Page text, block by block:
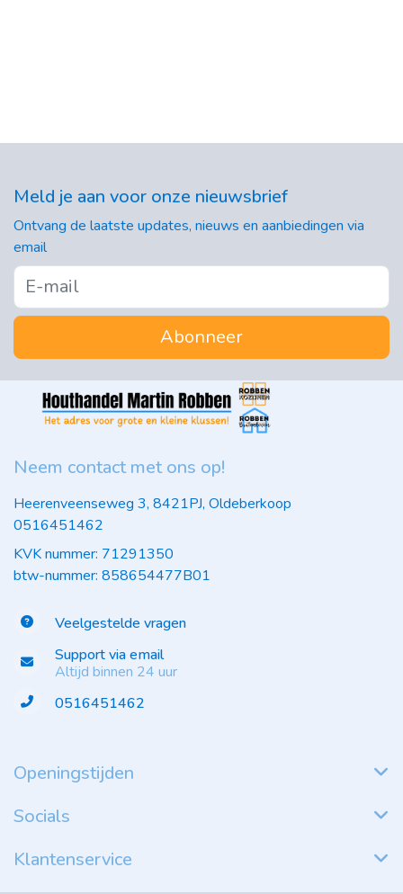
Meld je aan voor onze nieuwsbrief
Ontvang de laatste updates, nieuws en aanbiedingen via
email
Abonneer
Neem contact met ons op!
Heerenveenseweg 3, 8421PJ, Oldeberkoop
0516451462
KVK nummer: 71291350
btw-nummer: 858654477B01
Veelgestelde vragen
Support via email
Altijd binnen 24 uur
0516451462
Openingstijden
Socials
Klantenservice